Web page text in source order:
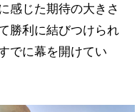
感じた期待の大きさ
勝利に結びつけられ
でに幕を開けてい